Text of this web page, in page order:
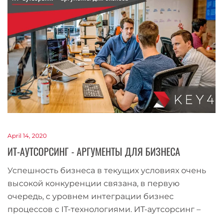
April 14, 2020
ИТ-АУТСОРСИНГ - АРГУМЕНТЫ ДЛЯ БИЗНЕСА
Успешность бизнеса в текущих условиях очень
высокой конкуренции связана, в первую
очередь, с уровнем интеграции бизнес
процессов с IT-технологиями. ИТ-аутсорсинг –